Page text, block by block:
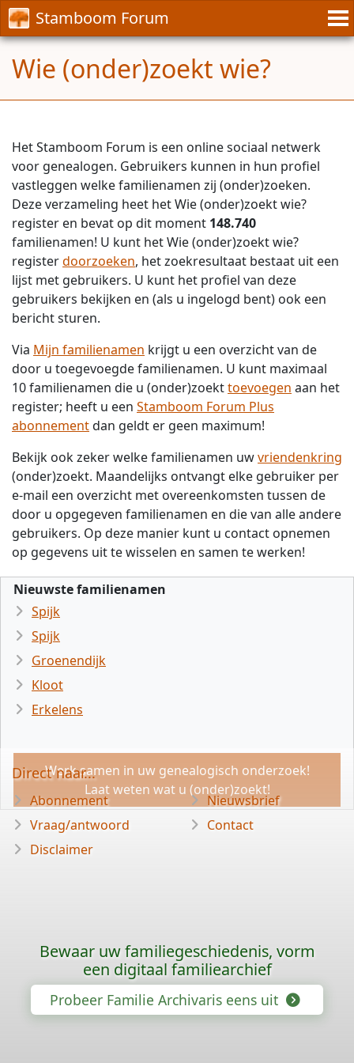
Stamboom Forum
Wie (onder)zoekt wie?
Het Stamboom Forum is een online sociaal netwerk
voor genealogen. Gebruikers kunnen in hun profiel
vastleggen welke familienamen zij (onder)zoeken.
Deze verzameling heet het Wie (onder)zoekt wie?
register en bevat op dit moment 148.740
familienamen! U kunt het Wie (onder)zoekt wie?
registerdoorzoeken, het zoekresultaat bestaat uit een
lijst met gebruikers. U kunt het profiel van deze
gebruikers bekijken en (als u ingelogd bent) ook een
bericht sturen.
Via Mijn familienamen krijgt u een overzicht van de
door u toegevoegde familienamen. U kunt maximaal
10 familienamen die u (onder)zoekttoevoegen aan het
register; heeft u een Stamboom Forum Plus
abonnementdan geldt er geen maximum!
Bekijk ook zeker welke familienamen uwvriendenkring
(onder)zoekt. Maandelijks ontvangt elke gebruiker per
e-mail een overzicht met overeenkomsten tussen de
door u opgegeven familienamen en die van alle andere
gebruikers. Op deze manier kunt u contact opnemen
op gegevens uit te wisselen en samen te werken!
Nieuwste familienamen
Spijk
Spijk
Groenendijk
Kloot
Erkelens
Werk samen in uw genealogisch onderzoek!
Laat weten wat u (onder)zoekt!
Direct naar...
Abonnement
Vraag/antwoord
Disclaimer
Nieuwsbrief
Contact
Bewaar uw familiegeschiedenis, vorm
een digitaal familiearchief
Probeer Familie Archivaris eens uit